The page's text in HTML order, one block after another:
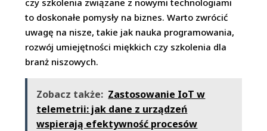
to doskonałe pomysły na biznes. Warto zwrócić
uwagę na nisze, takie jak nauka programowania,
rozwój umiejętności miękkich czy szkolenia dla
branż niszowych.
Zobacz także: Zastosowanie IoT w
telemetrii: jak dane z urządzeń
wspierają efektywność procesów